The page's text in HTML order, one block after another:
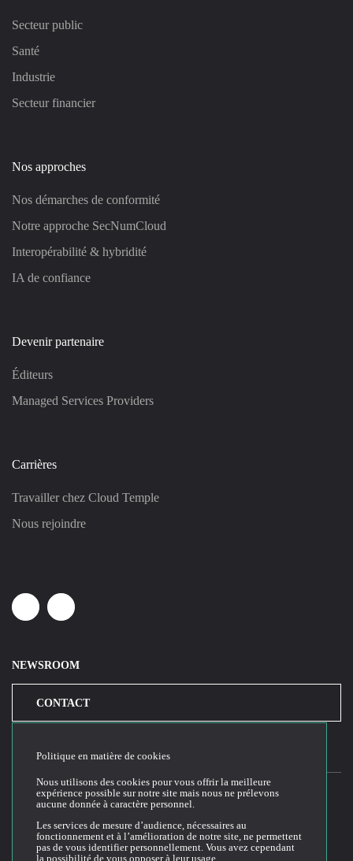
Secteur public
Santé
Industrie
Secteur financier
Nos approches
Nos démarches de conformité
Notre approche SecNumCloud
Interopérabilité & hybridité
IA de confiance
Devenir partenaire
Éditeurs
Managed Services Providers
Carrières
Travailler chez Cloud Temple
Nous rejoindre
LinkedinYoutube
NEWSROOM
CONTACT
Conditions générales d'utilisation du site web
Politique en matière de cookies
Nous utilisons des cookies pour vous offrir la meilleure
expérience possible sur notre site mais nous ne prélevons
aucune donnée à caractère personnel.
Les services de mesure d’audience, nécessaires au
fonctionnement et à l’amélioration de notre site, ne permettent
pas de vous identifier personnellement. Vous avez cependant